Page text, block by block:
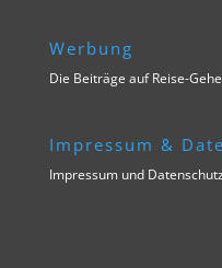
Werbung
Die Beiträge auf Reise-
Impressum &
Impressum und Datenschutz